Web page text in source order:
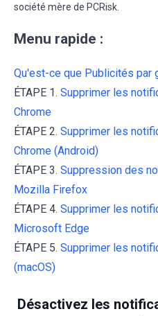
société mère de PCRisk.
Menu rapide :
Qu'est-ce que Publicités par
ÉTAPE 1. Supprimer les
Chrome
ÉTAPE 2. Supprimer les
Chrome (Android)
ÉTAPE 3. Suppression des
Mozilla Firefox
ÉTAPE 4. Supprimer les
Microsoft Edge
ÉTAPE 5. Supprimer les
(macOS)
Désactivez les